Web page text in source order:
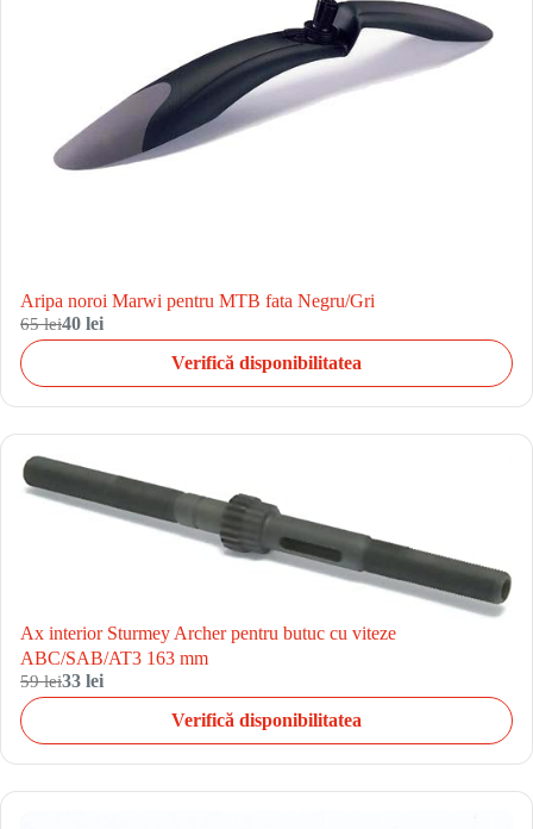
Aripa noroi Marwi pentru MTB fata Negru/Gri
65 lei40 lei
Verifică disponibilitatea
Ax interior Sturmey Archer pentru butuc cu viteze
ABC/SAB/AT3 163 mm
59 lei33 lei
Verifică disponibilitatea